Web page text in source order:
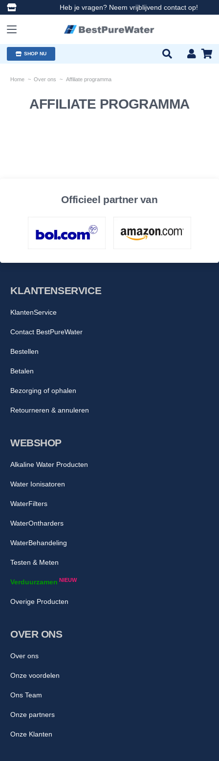
Heb je vragen? Neem vrijblijvend contact op!
SHOP NU
Home ~ Over ons ~ Affiliate programma
AFFILIATE PROGRAMMA
Officieel partner van
WEBSHOP
Alkaline Water Producten
Water Ionisatoren
WaterFilters
WaterOntharders
WaterBehandeling
Testen & Meten
Verduurzamen NIEUW
Overige Producten
OVER ONS
Over ons
Onze voordelen
Ons Team
Onze partners
Onze Klanten
KLANTENSERVICE
KlantenService
Contact BestPureWater
Bestellen
Betalen
Bezorging of ophalen
Retourneren & annuleren